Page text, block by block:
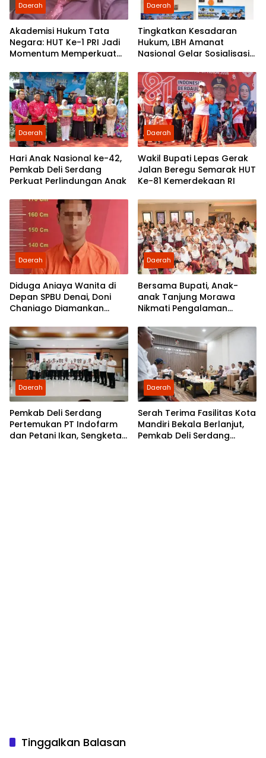
Daerah
Akademisi Hukum Tata
Negara: HUT Ke-1 PRI Jadi
Momentum Memperkuat
Pengabdian kepada
Rakyat
Daerah
Tingkatkan Kesadaran
Hukum, LBH Amanat
Nasional Gelar Sosialisasi
Morawa
Daerah
Hari Anak Nasional ke-42,
Pemkab Deli Serdang
Perkuat Perlindungan Anak
Daerah
Wakil Bupati Lepas Gerak
Jalan Beregu Semarak HUT
Ke-81 Kemerdekaan RI
Daerah
Diduga Aniaya Wanita di
Depan SPBU Denai, Doni
Chaniago Diamankan
Daerah
Bersama Bupati, Anak-
anak Tanjung Morawa
Nikmati Pengalaman
Daerah
Pemkab Deli Serdang
Pertemukan PT Indofarm
dan Petani Ikan, Sengketa
Daerah
Serah Terima Fasilitas Kota
Mandiri Bekala Berlanjut,
Pemkab Deli Serdang
Tinggalkan Balasan